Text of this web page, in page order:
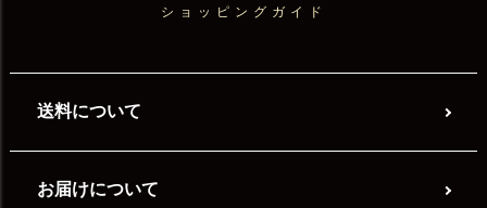
ショッピングガイド
送料について
お届けについて